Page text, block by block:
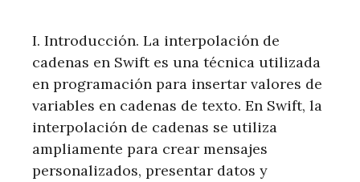
I. Introducción. La interpolación de
cadenas en Swift es una técnica utilizada
en programación para insertar valores de
variables en cadenas de texto. En Swift, la
interpolación de cadenas se utiliza
ampliamente para crear mensajes
personalizados, presentar datos y